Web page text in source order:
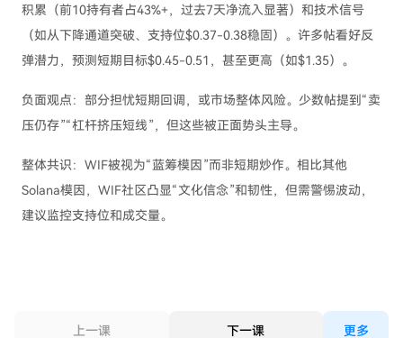
积累（前10持有者占43%+，过去7天净流入显著）和技术信号
（如从下降通道突破、支持位$0.37-0.38稳固）。许多帖看好反
弹潜力，预测短期目标$0.45-0.51，甚至更高（如$1.35）。
负面观点：部分担忧短期回调，或市场整体风险。少数帖提到“卖
压仍存”“杠杆挤压短线”，但这些被正面势头主导。
整体共识：WIF被视为“蓝筹模因”而非短期炒作。相比其他
Solana模因，WIF社区凸显“文化信念”和韧性，但需警惕波动，
建议监控支持位和成交量。
上一课 下一课 更多